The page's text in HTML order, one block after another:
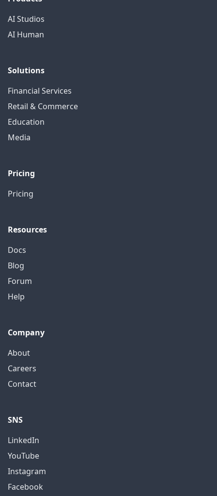
AI Studios
AI Human
Solutions
Financial Services
Retail & Commerce
Education
Media
Pricing
Pricing
Resources
Docs
Blog
Forum
Help
Company
About
Careers
Contact
SNS
LinkedIn
YouTube
Instagram
Facebook